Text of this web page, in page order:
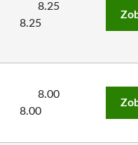
8.25
8.25
8.00
8.00